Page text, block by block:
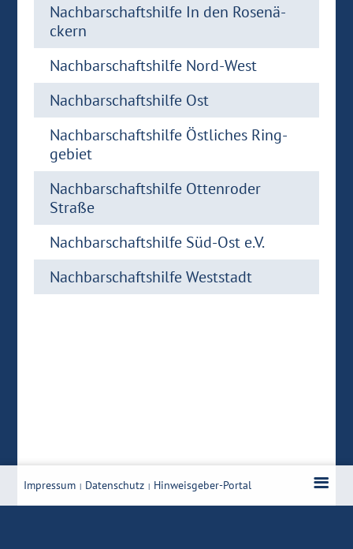
Nach­bar­schafts­hil­fe In den Ro­se­nä­
ckern
Nach­bar­schafts­hil­fe Nord-​West
Nach­bar­schafts­hil­fe Ost
Nach­bar­schafts­hil­fe Öst­li­ches Ring­
ge­biet
Nach­bar­schafts­hil­fe Ot­ten­ro­der
Stra­ße
Nach­bar­schafts­hil­fe Süd-​Ost e.V.
Nach­bar­schafts­hil­fe West­stadt
Impressum | Datenschutz | Hinweisgeber-Portal